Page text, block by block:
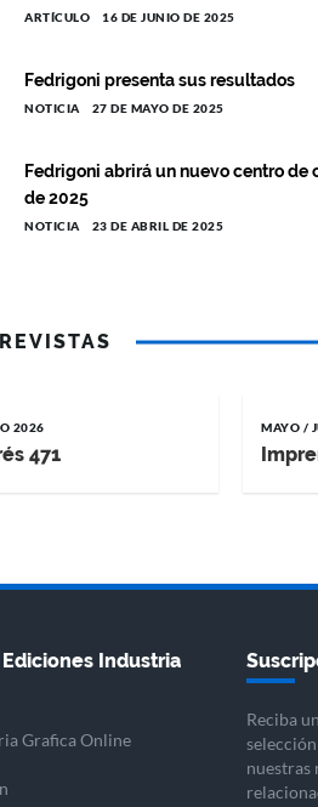
ARTÍCULO 16 DE JUNIO DE 2025
Fedrigoni presenta sus resultados
NOTICIA 27 DE MAYO DE 2025
Fedrigoni abrirá un nuevo centro
de 2025
NOTICIA 23 DE ABRIL DE 2025
2026
471
MAYO /
Industria
Reciba
nuestras